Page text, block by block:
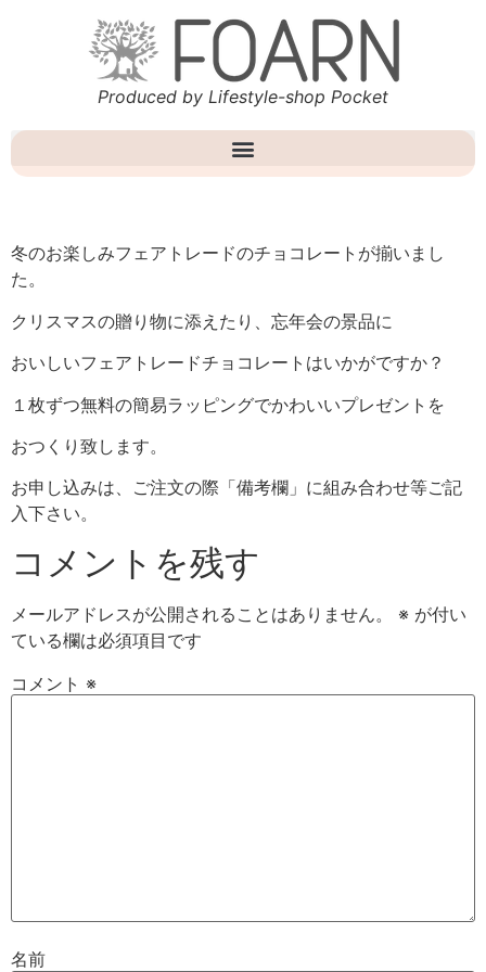
Produced by Lifestyle-shop Pocket
冬のお楽しみフェアトレードのチョコレートが揃いまし
た。
クリスマスの贈り物に添えたり、忘年会の景品に
おいしいフェアトレードチョコレートはいかがですか？
１枚ずつ無料の簡易ラッピングでかわいいプレゼントを
おつくり致します。
お申し込みは、ご注文の際「備考欄」に組み合わせ等ご記
入下さい。
コメントを残す
メールアドレスが公開されることはありません。 ※ が付い
ている欄は必須項目です
コメント ※
名前